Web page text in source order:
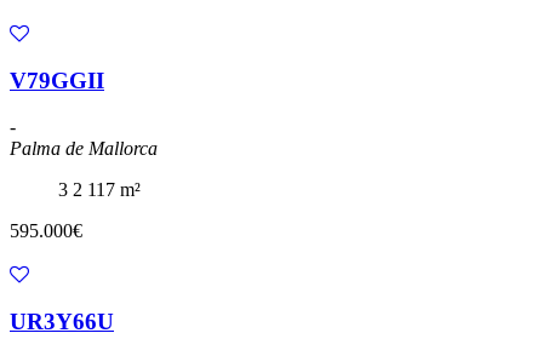
V79GGII
-
Palma de Mallorca
3 2 117 m²
595.000€
UR3Y66U